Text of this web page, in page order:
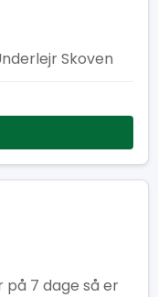
Skoven
7 dage så er